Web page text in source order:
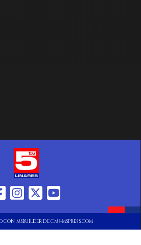
CON MSBUILDER DE CMS-MSPRESS.COM